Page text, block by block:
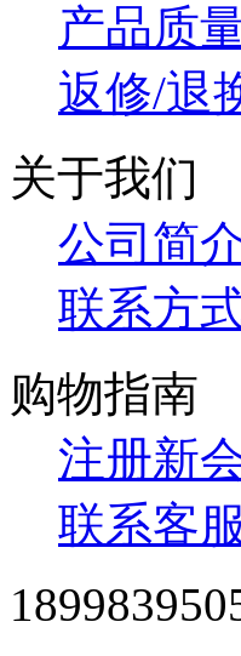
产品质
返修/退
关于我们
公司简
联系方
购物指南
注册新
联系客服